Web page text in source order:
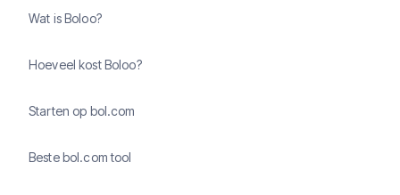
Wat is Boloo?
Hoeveel kost Boloo?
Starten op bol.com
Beste bol.com tool